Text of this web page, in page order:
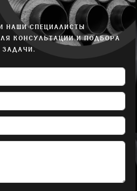
НАШИ СПЕЦИАЛИСТЫ
КОНСУЛЬТАЦИИ И ПОДБОРА